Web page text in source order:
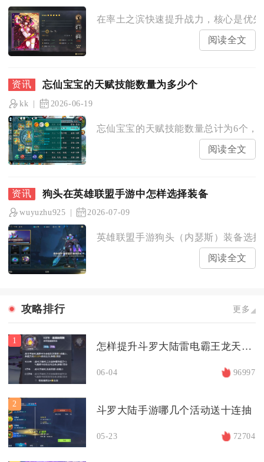
在率土之滨快速提升战力，核心是优
阅读全文
忘仙宝宝的天赋技能数量为多少个
kk 2026-06-19
忘仙宝宝的天赋技能数量总计为6个，
阅读全文
狗头在英雄联盟手游中怎样选择装备
wuyuzhu925 2026-07-09
英雄联盟手游狗头（内瑟斯）装备选
阅读全文
攻略排行 更多
1
怎样提升斗罗大陆雷电霸王龙天赋能力
06-04 96997
2
斗罗大陆手游哪几个活动送十连抽
05-23 72704